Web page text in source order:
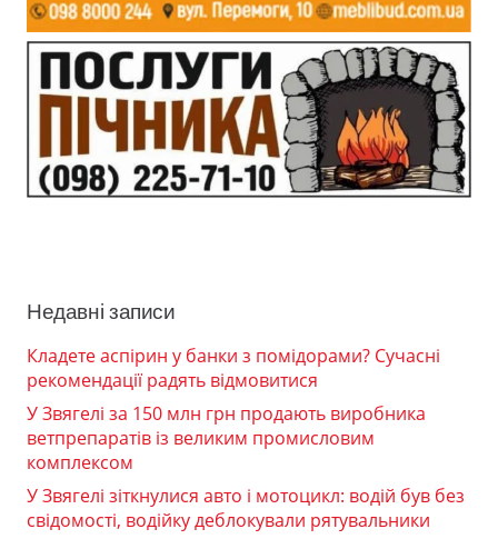
Недавні записи
Кладете аспірин у банки з помідорами? Сучасні
рекомендації радять відмовитися
У Звягелі за 150 млн грн продають виробника
ветпрепаратів із великим промисловим
комплексом
У Звягелі зіткнулися авто і мотоцикл: водій був без
свідомості, водійку деблокували рятувальники